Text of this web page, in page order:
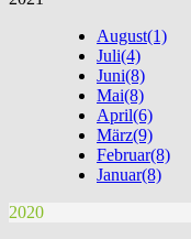
August(1)
Juli(4)
Juni(8)
Mai(8)
April(6)
März(9)
Februar(8)
Januar(8)
2020